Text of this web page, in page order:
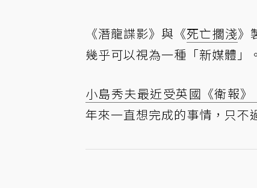
《潛龍諜影》與《死亡擱淺》
幾乎可以視為一種「新媒體」。
小島秀夫最近受英國《衛報
年來一直想完成的事情，只不